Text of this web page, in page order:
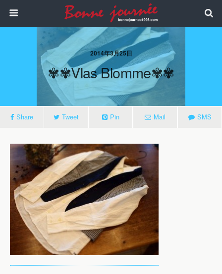
2014年3月25日
✾✾Vlas Blomme✾✾
Share Tweet Pin Mail SMS